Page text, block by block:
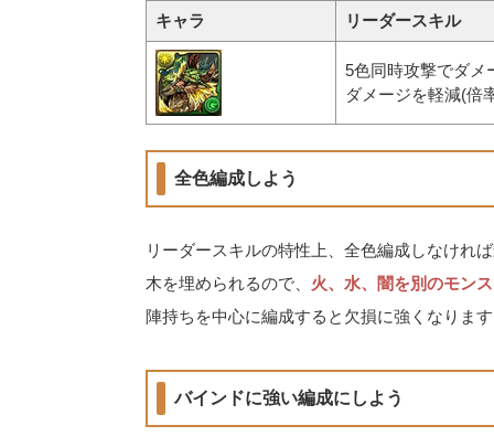
キャラ リーダースキル
5色同時攻撃でダメ
ダメージを軽減(倍
全色編成しよう
リーダースキルの特性上、全色編成しなけれ
木を埋められるので、 火、水、闇を別のモン
陣持ちを中心に編成すると欠損に強くなります
バインドに強い編成にしよう